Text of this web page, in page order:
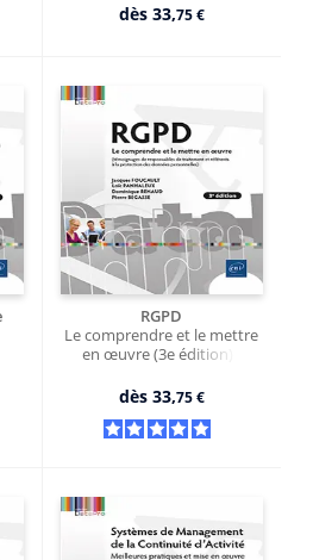
dès 33,75 €
RGPD
Le comprendre et le mettre
en œuvre (3e édition) -
responsables de traitement et
référents à la protection des
données personnelles)
dès 33,75 €